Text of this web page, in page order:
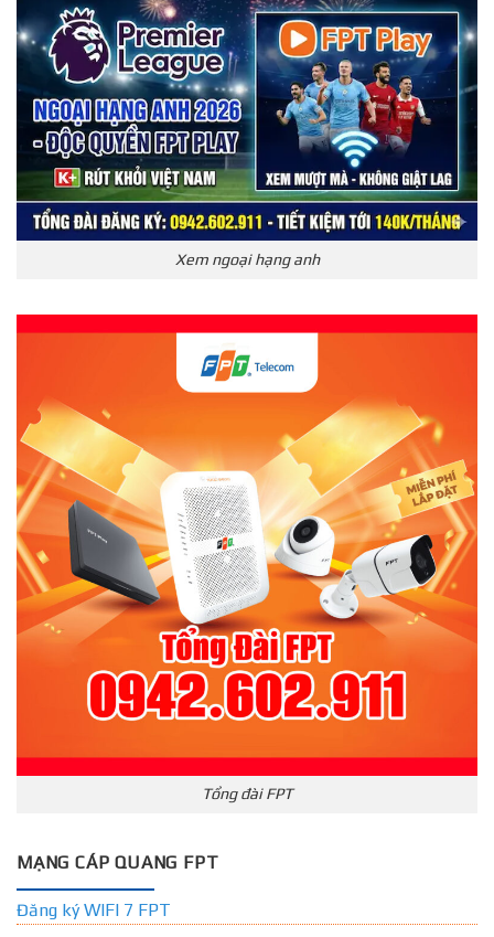
Xem ngoại hạng anh
Tổng đài FPT
MẠNG CÁP QUANG FPT
Đăng ký WIFI 7 FPT